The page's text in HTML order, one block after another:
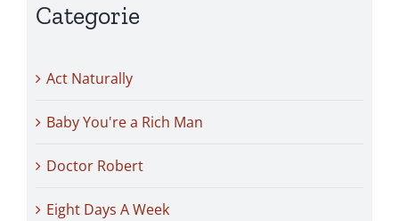
Categorie
Act Naturally
Baby You're a Rich Man
Doctor Robert
Eight Days A Week